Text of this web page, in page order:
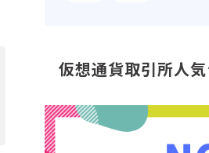
仮想通貨取引所人